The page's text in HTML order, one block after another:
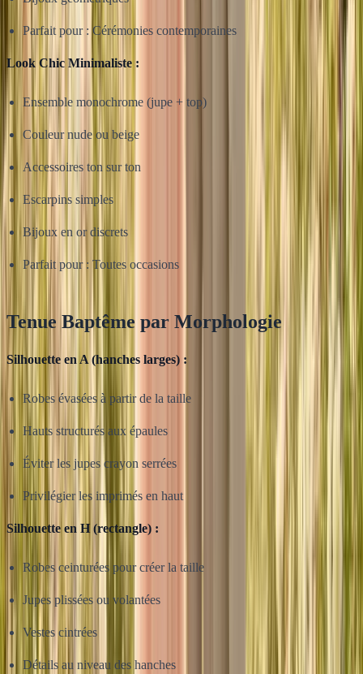
Parfait pour : Cérémonies contemporaines
Look Chic Minimaliste :
Ensemble monochrome (jupe + top)
Couleur nude ou beige
Accessoires ton sur ton
Escarpins simples
Bijoux en or discrets
Parfait pour : Toutes occasions
Tenue Baptême par Morphologie
Silhouette en A (hanches larges) :
Robes évasées à partir de la taille
Hauts structurés aux épaules
Éviter les jupes crayon serrées
Privilégier les imprimés en haut
Silhouette en H (rectangle) :
Robes ceinturées pour créer la taille
Jupes plissées ou volantées
Vestes cintrées
Détails au niveau des hanches